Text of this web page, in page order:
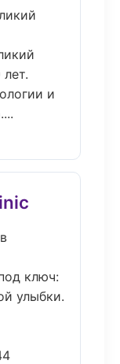
и
ключ:
улыбки.